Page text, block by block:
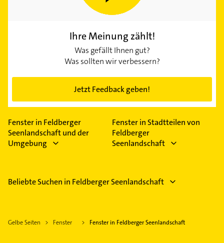
Ihre Meinung zählt!
Was gefällt Ihnen gut?
Was sollten wir verbessern?
Jetzt Feedback geben!
Fenster in Feldberger
Seenlandschaft und der
Umgebung
Fenster in Stadtteilen von
Feldberger
Seenlandschaft
Beliebte Suchen in Feldberger Seenlandschaft
Gelbe Seiten Fenster Fenster in Feldberger Seenlandschaft